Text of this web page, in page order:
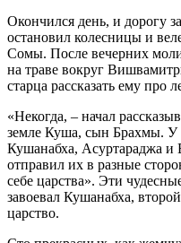
Окончился день, и дорогу
остановил колесницы и
Сомы. После вечерних
на траве вокруг
старца рассказать ему
«Некогда, – начал
земле Куша, сын Брахмы. У
Кушанабха, Асуртараджа и
отправил их в разные
себе царства». Эти
завоевал Кушанабха,
царство.